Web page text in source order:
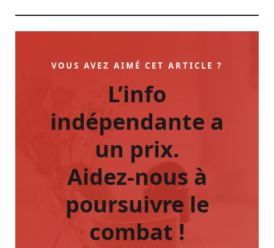
VOUS AVEZ AIMÉ CET ARTICLE ?
L’info
indépendante a
un prix.
Aidez-nous à
poursuivre le
combat !